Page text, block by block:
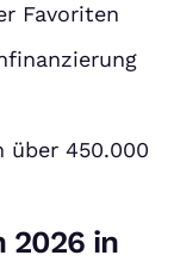
Favoriten
über 450.000
2026 in